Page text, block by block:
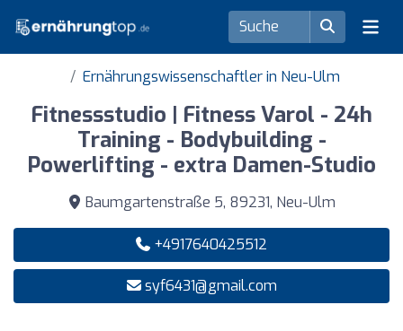
Ernährungswissenschaftler in Neu-Ulm
Fitnessstudio | Fitness Varol - 24h
Training - Bodybuilding -
Powerlifting - extra Damen-Studio
Baumgartenstraße 5, 89231, Neu-Ulm
+4917640425512
syf6431@gmail.com